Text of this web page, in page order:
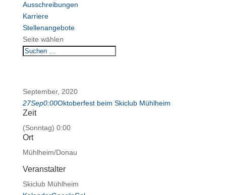
Ausschreibungen
Karriere
Stellenangebote
Seite wählen
September, 2020
27Sep0:00Oktoberfest beim Skiclub Mühlheim
Zeit
(Sonntag) 0:00
Ort
Mühlheim/Donau
Veranstalter
Skiclub Mühlheim